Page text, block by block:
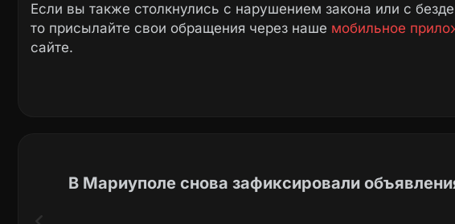
Если вы также столкнулись с нарушением закона или с
то присылайте свои обращения через наше мобильное
сайте.
В Мариуполе снова зафиксировали